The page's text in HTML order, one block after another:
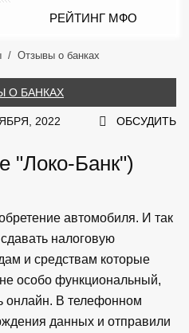
РЕЙТИНГ МФО
Отзывы о банках
О БАНКАХ
2022 ОБСУДИТЬ
"Локо-Банк")
автомобиля. И так
налоговую
и средствам которые
особо функциональный,
онлайн. В телефонном
данных и отправили